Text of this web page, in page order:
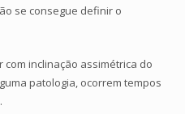
se consegue definir o
com inclinação assimétrica do
patologia, ocorrem tempos